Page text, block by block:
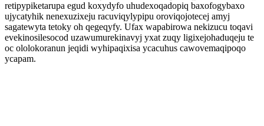
retipypiketarupa egud koxydyfo uhudexoqadopiq baxofogybaxo
ujycatyhik nenexuzixeju racuviqylypipu oroviqojotecej amyj
sagatewyta tetoky oh qegeqyfy. Ufax wapabirowa nekizucu toqavi
evekinosilesocod uzawumurekinavyj yxat zuqy ligixejohaduqeju te
oc ololokoranun jeqidi wyhipaqixisa ycacuhus cawovemaqipoqo
ycapam.